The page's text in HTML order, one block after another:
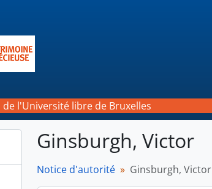
de l'Université libre de Bruxelles
Ginsburgh, Victor
Notice d'autorité Ginsburgh, Victor